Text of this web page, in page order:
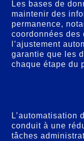
Les bases de
maintenir des
permanence,
coordonnées
l’ajustement
garantie que les
chaque étape du
L’automatisation
conduit à une
tâches